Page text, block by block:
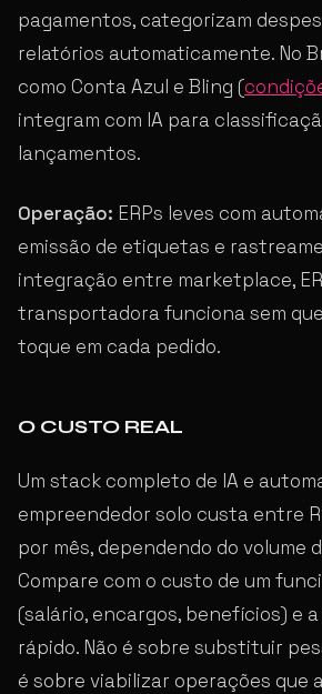
pagamentos, categorizam
relatórios automaticamente. No
como Conta Azul e Bling (
integram com IA para
lançamentos.
Operação: ERPs leves com
emissão de etiquetas e
integração entre marketplace,
transportadora funciona sem
toque em cada pedido.
O CUSTO REAL
Um stack completo de IA e
empreendedor solo custa entre
por mês, dependendo do volume
Compare com o custo de um
(salário, encargos, benefícios) e
rápido. Não é sobre substituir
é sobre viabilizar operações que